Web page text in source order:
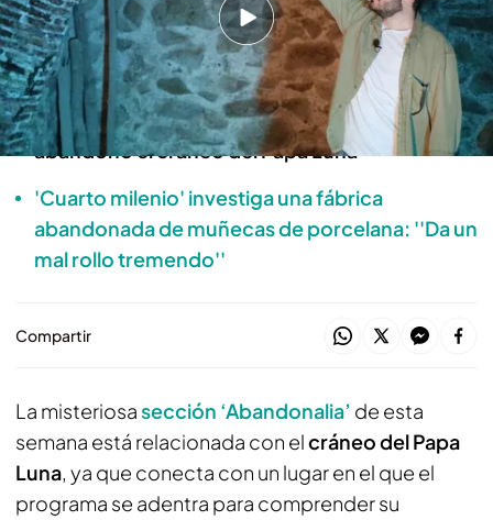
Nuevo reportaje de 'Abandonalia' con Nacho
Navarro al frente
Nacho Navarro visita el palacete donde se
abandonó el cráneo del Papa Luna
'Cuarto milenio' investiga una fábrica
abandonada de muñecas de porcelana: ''Da un
mal rollo tremendo''
Compartir
La misteriosasección ‘Abandonalia’ de esta
semana está relacionada con elcráneo del Papa
Luna, ya que conecta con un lugar en el que el
programa se adentra para comprender su